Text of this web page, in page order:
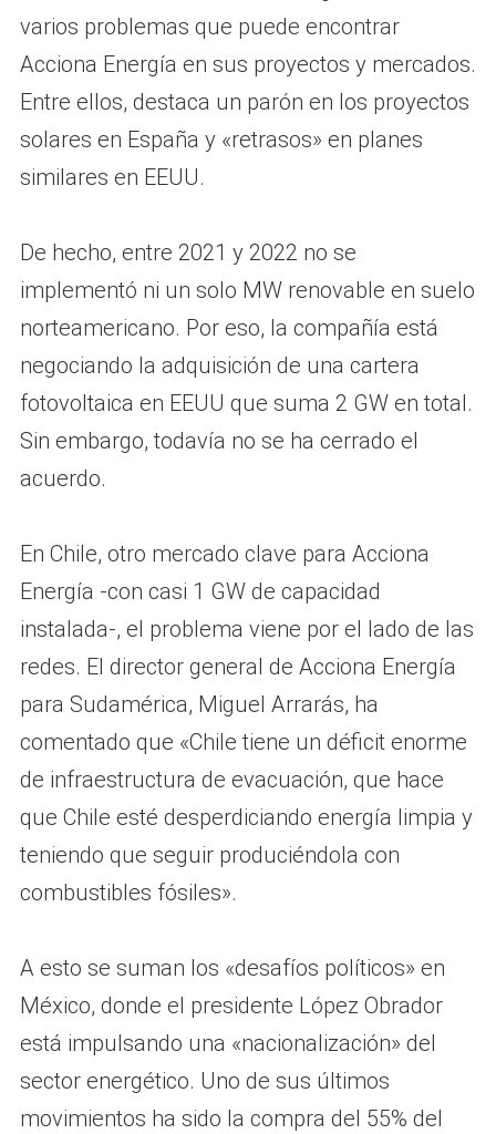
varios problemas que puede encontrar
Acciona Energía en sus proyectos y mercados.
Entre ellos, destaca un parón en los proyectos
solares en España y «retrasos» en planes
similares en EEUU.
De hecho, entre 2021 y 2022 no se
implementó ni un solo MW renovable en suelo
norteamericano. Por eso, la compañía está
negociando la adquisición de una cartera
fotovoltaica en EEUU que suma 2 GW en total.
Sin embargo, todavía no se ha cerrado el
acuerdo.
En Chile, otro mercado clave para Acciona
Energía -con casi 1 GW de capacidad
instalada-, el problema viene por el lado de las
redes. El director general de Acciona Energía
para Sudamérica, Miguel Arrarás, ha
comentado que «Chile tiene un déficit enorme
de infraestructura de evacuación, que hace
que Chile esté desperdiciando energía limpia y
teniendo que seguir produciéndola con
combustibles fósiles».
A esto se suman los «desafíos políticos» en
México, donde el presidente López Obrador
está impulsando una «nacionalización» del
sector energético. Uno de sus últimos
movimientos ha sido la compra del 55% del